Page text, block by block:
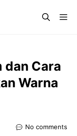
dan Cara
Warna
No comments